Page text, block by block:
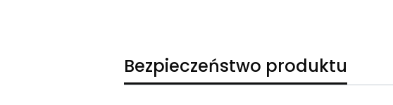
Bezpieczeństwo produktu